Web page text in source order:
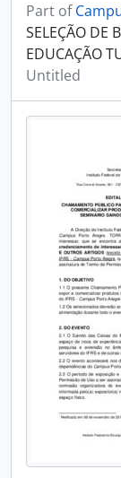
Part of
SELEÇÃO DE
EDUCAÇÃO
Untitled